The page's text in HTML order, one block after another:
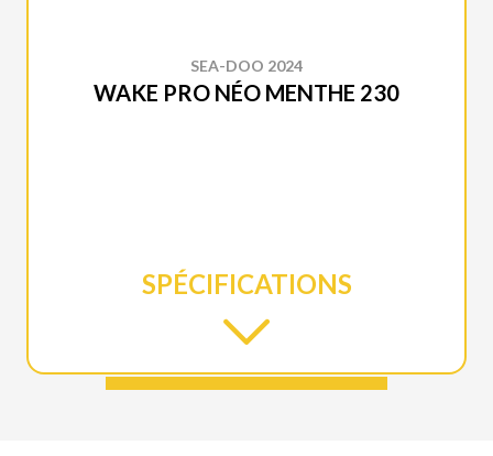
SEA-DOO 2024
WAKE PRO NÉO MENTHE 230
SPÉCIFICATIONS